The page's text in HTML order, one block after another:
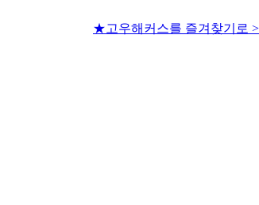
★고우해커스를 즐겨찾기로 >